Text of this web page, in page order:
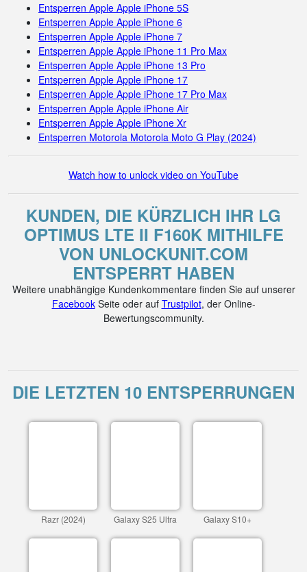
Entsperren Apple Apple iPhone 5S
Entsperren Apple Apple iPhone 6
Entsperren Apple Apple iPhone 7
Entsperren Apple Apple iPhone 11 Pro Max
Entsperren Apple Apple iPhone 13 Pro
Entsperren Apple Apple iPhone 17
Entsperren Apple Apple iPhone 17 Pro Max
Entsperren Apple Apple iPhone Air
Entsperren Apple Apple iPhone Xr
Entsperren Motorola Motorola Moto G Play (2024)
Watch how to unlock video on YouTube
KUNDEN, DIE KÜRZLICH IHR LG
OPTIMUS LTE II F160K MITHILFE
VON UNLOCKUNIT.COM
ENTSPERRT HABEN
Weitere unabhängige Kundenkommentare finden Sie auf unserer
FacebookSeite oder auf Trustpilot, der Online-
Bewertungscommunity.
DIE LETZTEN 10 ENTSPERRUNGEN
Razr (2024) Galaxy S25 Ultra Galaxy S10+